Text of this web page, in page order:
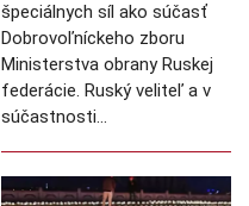
špeciálnych síl ako súčasť
Dobrovoľníckeho zboru
Ministerstva obrany Ruskej
federácie. Ruský veliteľ a v
súčastnosti…